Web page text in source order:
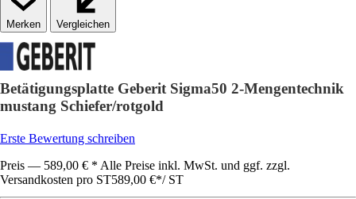
Vergleichen
Betätigungsplatte Geberit Sigma50 2-Mengentechnik
mustang Schiefer/rotgold
Erste Bewertung schreiben
Preis — 589,00 € * Alle Preise inkl. MwSt. und ggf. zzgl.
Versandkosten pro ST589,00 €*/ ST